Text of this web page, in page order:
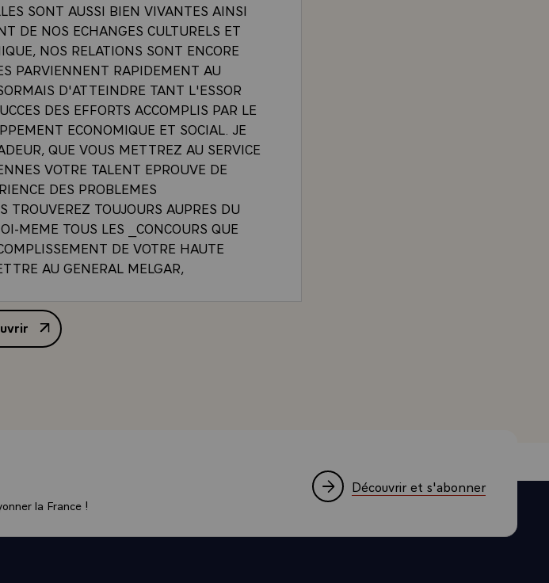
SONT AUSSI BIEN VIVANTES AINSI
DE NOS ECHANGES CULTURELS ET
NOS RELATIONS SONT ENCORE
PARVIENNENT RAPIDEMENT AU
D'ATTEINDRE TANT L'ESSOR
DES EFFORTS ACCOMPLIS PAR LE
ECONOMIQUE ET SOCIAL. JE
QUE VOUS METTREZ AU SERVICE
VOTRE TALENT EPROUVE DE
DES PROBLEMES
TROUVEREZ TOUJOURS AUPRES DU
MEME TOUS LES _CONCOURS QUE
DE VOTRE HAUTE
AU GENERAL MELGAR,
LES VOEUX TRES SINCERES QUE JE
HONDURIENÕ¿\
DE M. LE PRESIDENT DE LA REPUBLIQUE A L'OCCASION DE LA
la France !
Découvrir et s'abonner